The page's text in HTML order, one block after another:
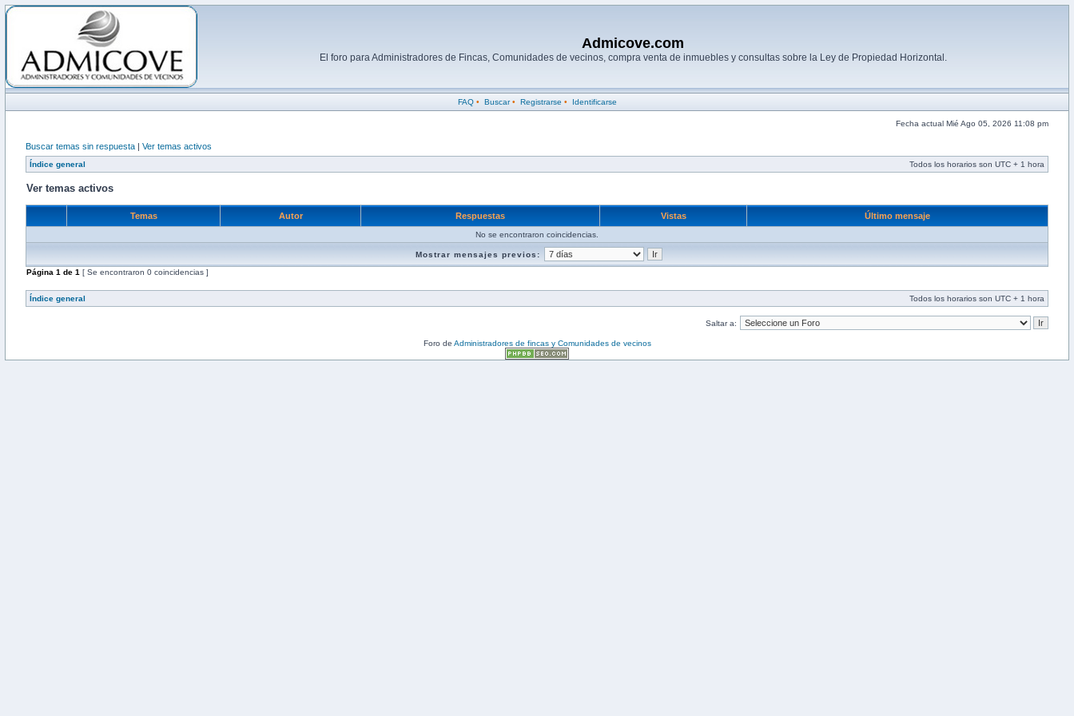
Admicove.com
El foro para Administradores de Fincas, Comunidades de vecinos, compra venta de inmuebles y consultas sobre la Ley de Propiedad Horizontal.
FAQ• Buscar• Registrarse • Identificarse
Fecha actual Mié Ago 05, 2026 11:08 pm
Buscar temas sin respuesta | Ver temas activos
Índice general Todos los horarios son UTC + 1 hora
Ver temas activos
Temas Autor Respuestas Vistas Último mensaje
No se encontraron coincidencias.
Mostrar mensajes previos:
Página 1 de 1 [ Se encontraron 0 coincidencias ]
Índice general Todos los horarios son UTC + 1 hora
Saltar a:
Foro de Administradores de fincas y Comunidades de vecinos